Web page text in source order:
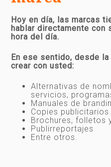
Hoy en día, las marcas
hablar directamente con
hora del día.
En ese sentido, desde
crear con usted:
Alternativas de
servicios,
Manuales de
Copies publicitarios
Brochures, folletos
Publirreportajes
Entre otros.